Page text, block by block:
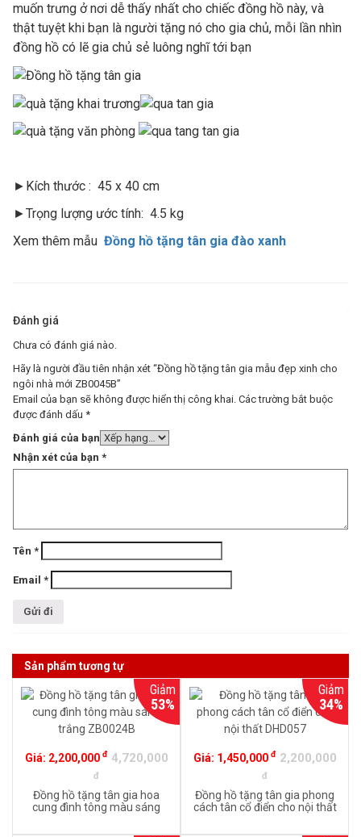
muốn trưng ở nơi dễ thấy nhất cho chiếc đồng hồ này, và
thật tuyệt khi bạn là người tặng nó cho gia chủ, mỗi lần nhìn
đồng hồ có lẽ gia chủ sẻ luông nghĩ tới bạn
►Kích thước : 45 x 40 cm
►Trọng lượng ước tính: 4.5 kg
Xem thêm mẫu Đồng hồ tặng tân gia đào xanh
Đánh giá
Chưa có đánh giá nào.
Hãy là người đầu tiên nhận xét “Đồng hồ tặng tân gia mẫu đẹp xinh cho
ngôi nhà mới ZB0045B”
Email của bạn sẽ không được hiển thị công khai. Các trường bắt buộc
được đánh dấu *
Đánh giá của bạn
Nhận xét của bạn *
Tên *
Email *
Sản phẩm tương tự
Giảm
53%
Giá: 2,200,000 đ 4,720,000
đ
Đồng hồ tặng tân gia hoa
cung đình tông màu sáng
trắng ZB0024B
Giảm
34%
Giá: 1,450,000 đ 2,200,000
đ
Đồng hồ tặng tân gia phong
cách tân cổ điển cho nội thất